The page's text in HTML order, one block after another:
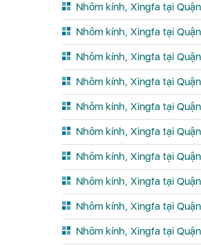
Nhôm kính, Xingfa tại
Nhôm kính, Xingfa tại Quận
Nhôm kính, Xingfa tại
Nhôm kính, Xingfa tại
Nhôm kính, Xingfa tại
Nhôm kính, Xingfa tại
Nhôm kính, Xingfa tại
Nhôm kính, Xingfa tại
Nhôm kính, Xingfa tại
Nhôm kính, Xingfa tại